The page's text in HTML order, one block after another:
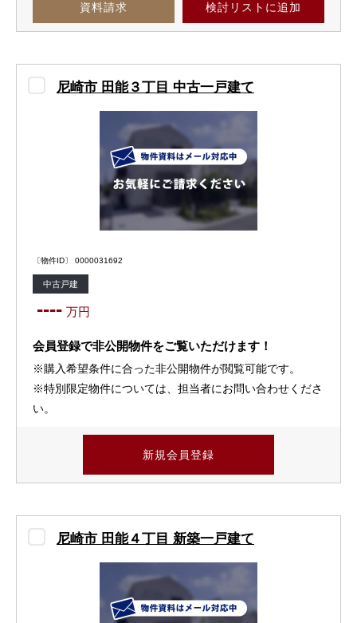
資料請求 検討リスト に追加
尼崎市 田能３丁目 中古一戸建て
〔物件ID〕 0000031692
中古戸建
---- 万円
会員登録で非公開物件をご覧いただけます！
※購入希望条件に合った非公開物件が閲覧可能です。
※特別限定物件については、担当者にお問い合わせくださ
い。
新規会員登録
尼崎市 田能４丁目 新築一戸建て